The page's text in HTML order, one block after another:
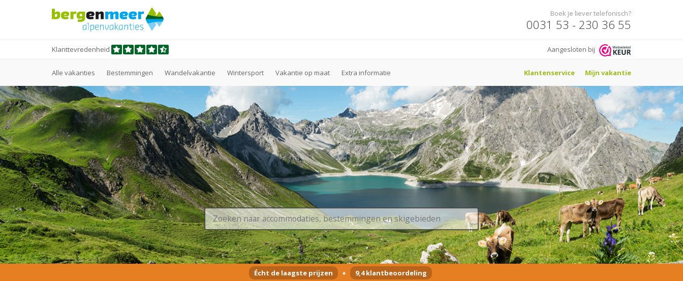
Boek je liever telefonisch?
0031 53 - 230 36 55
Klanttevredenheid Aangesloten bij
Alle vakanties Bestemmingen Wandelvakantie Wintersport Vakantie op maat Extra informatie Klantenservice Mijn vakantie
Écht de laagste prijzen + 9,4 klantbeoordeling